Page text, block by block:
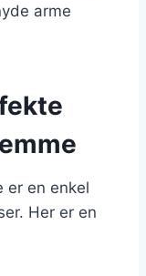
arme
er en enkel
Her er en